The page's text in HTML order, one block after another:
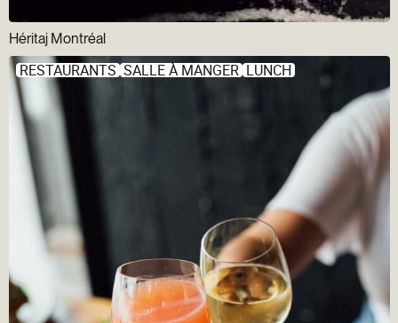
Héritaj Montréal
RESTAURANTS SALLE À MANGER LUNCH